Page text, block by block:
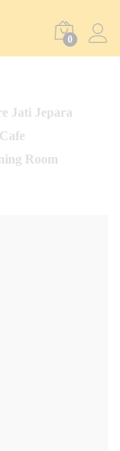
0
Jati Jepara
Room